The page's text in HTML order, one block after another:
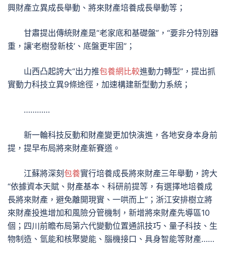
興財產立異成長舉動、將來財產培養成長舉動等；
甘肅提出傳統財產是“老家底和基礎盤”，“要非分特別器
重，讓‘老樹發新枝’、底盤更牢固”；
山西凸起誇大“出力推包養網比較進動力轉型”，提出抓
實動力科技立異9條途徑，加速構建新型動力系統；
…………
新一輪科技反動和財產變更加快演進，各地安身本身前
提，提早布局將來財產新賽道。
江蘇將深刻 包養實行培養成長將來財產三年舉動，誇大
“依據資本天賦、財產基本、科研前提等，有選擇地培養成
長將來財產，避免離開現實、一哄而上”；浙江安排樹立將
來財產投進增加和風險分管機制，新增將來財產先導區10
個；四川前瞻布局第六代變動位置通訊技巧、量子科技、生
物制造、氫能和核聚變能、腦機接口、具身智能等財產……